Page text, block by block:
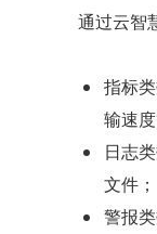
通过云智
指标
输速度
日志
文件；
警报